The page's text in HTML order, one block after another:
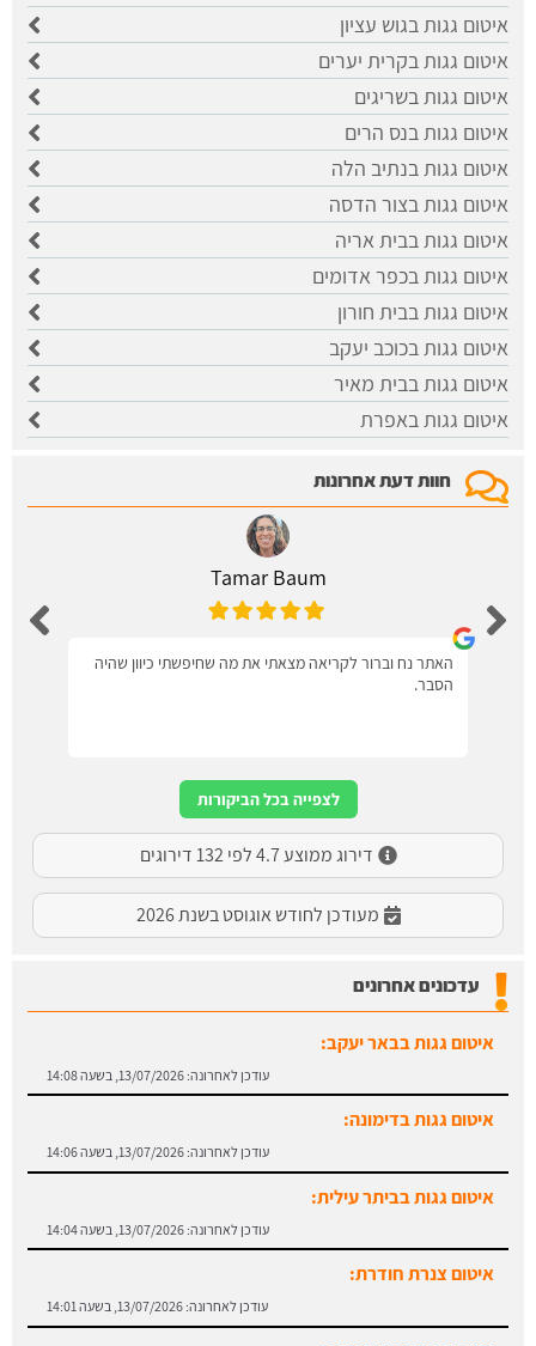
איטום גגות בגוש עציון
איטום גגות בקרית יערים
איטום גגות בשריגים
איטום גגות בנס הרים
איטום גגות בנתיב הלה
איטום גגות בצור הדסה
איטום גגות בבית אריה
איטום גגות בכפר אדומים
איטום גגות בבית חורון
איטום גגות בכוכב יעקב
איטום גגות בבית מאיר
איטום גגות באפרת
חוות דעת אחרונות
Tamar Baum
האתר נח וברור לקריאה מצאתי את מה שחיפשתי כיוון שהיה
הסבר.
לצפייה בכל הביקורות
דירוג ממוצע 4.7 לפי 132 דירוגים
מעודכן לחודש אוגוסט בשנת 2026
עדכונים אחרונים
איטום גגות בבאר יעקב:
עודכן לאחרונה: 13/07/2026, בשעה 14:08
איטום גגות בדימונה:
עודכן לאחרונה: 13/07/2026, בשעה 14:06
איטום גגות בביתר עילית:
עודכן לאחרונה: 13/07/2026, בשעה 14:04
איטום צנרת חודרת:
עודכן לאחרונה: 13/07/2026, בשעה 14:01